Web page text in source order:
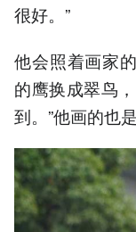
很好。”
他会照着画家
的鹰换成翠鸟
到。”他画的也是